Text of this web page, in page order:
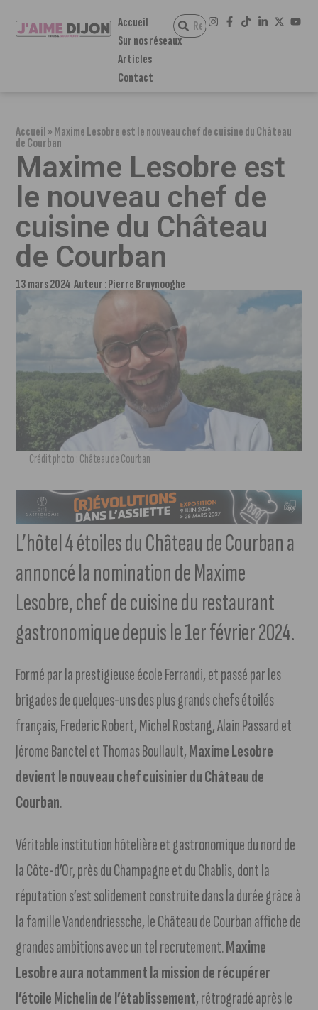
Accueil
Sur nos réseaux
Articles
Contact
Accueil»Maxime Lesobre est le nouveau chef de cuisine du Château
de Courban
Maxime Lesobre est
le nouveau chef de
cuisine du Château
de Courban
13 mars 2024 Auteur :Pierre Bruynooghe
Crédit photo : Château de Courban
L’hôtel 4 étoiles du Château de Courban a
annoncé la nomination de Maxime
Lesobre, chef de cuisine du restaurant
gastronomique depuis le 1er février 2024.
Formé par la prestigieuse école Ferrandi, et passé par les
brigades de quelques-uns des plus grands chefs étoilés
français, Frederic Robert, Michel Rostang, Alain Passard et
Jérome Banctel et Thomas Boullault,Maxime Lesobre
devient le nouveau chef cuisinier du Château de
Courban.
Véritable institution hôtelière et gastronomique du nord de
la Côte-d’Or, près du Champagne et du Chablis, dont la
réputation s’est solidement construite dans la durée grâce à
la famille Vandendriessche, le Château de Courban affiche de
grandes ambitions avec un tel recrutement.Maxime
Lesobre aura notamment la mission de récupérer
l’étoile Michelin de l’établissement, rétrogradé après le